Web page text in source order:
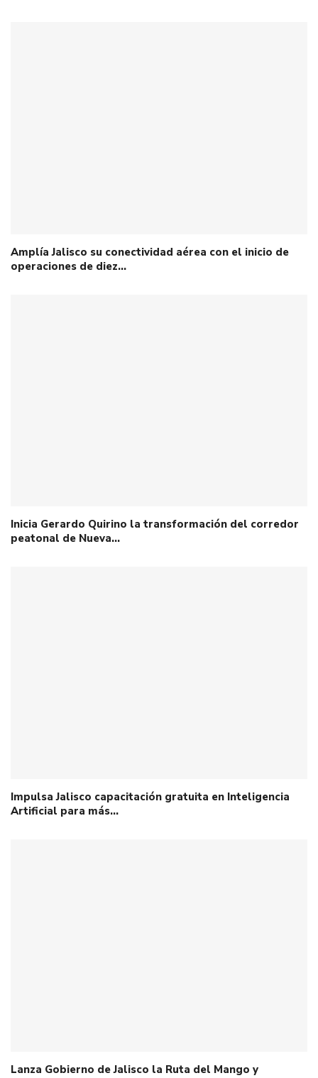
Amplía Jalisco su conectividad aérea con el inicio de
operaciones de diez…
Inicia Gerardo Quirino la transformación del corredor
peatonal de Nueva…
Impulsa Jalisco capacitación gratuita en Inteligencia
Artificial para más…
Lanza Gobierno de Jalisco la Ruta del Mango y